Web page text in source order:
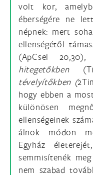
volt kor,
éberségére ne
népnek: mert
ellenségétől
(ApCsel 20,30),
hitegetőkben
tévelyítőkben (
hogy ebben a
különösen
ellenségeinek
álnok módon
Egyház
semmisítenék
nem szabad